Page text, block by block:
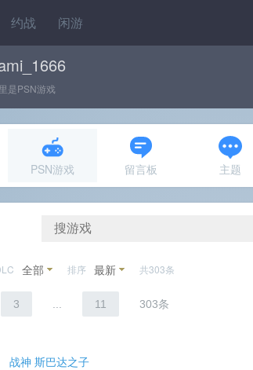
约战 闲游
是PSN游戏
PSN游戏 留言板 主题
全部 排序 最新 共303条
3 11 303条
战神 斯巴达之子